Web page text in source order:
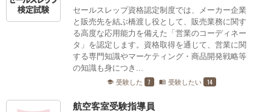
セールスレップ資格認定制度では、メーカー企業
と販売先を結ぶ橋渡し役として、販売業務に関す
る高度な応用能力を備えた「営業のコーディネー
タ」を認定します。資格取得を通じて、営業に関
する専門知識やマーケティング・商品開発戦略等
の知識も身につき...
school 受験した 7 menu_book 受験したい 14
航空客室受験指導員